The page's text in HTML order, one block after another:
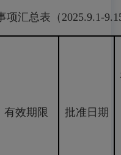
项汇总表（2025.9.1-
有效期限 批准日期